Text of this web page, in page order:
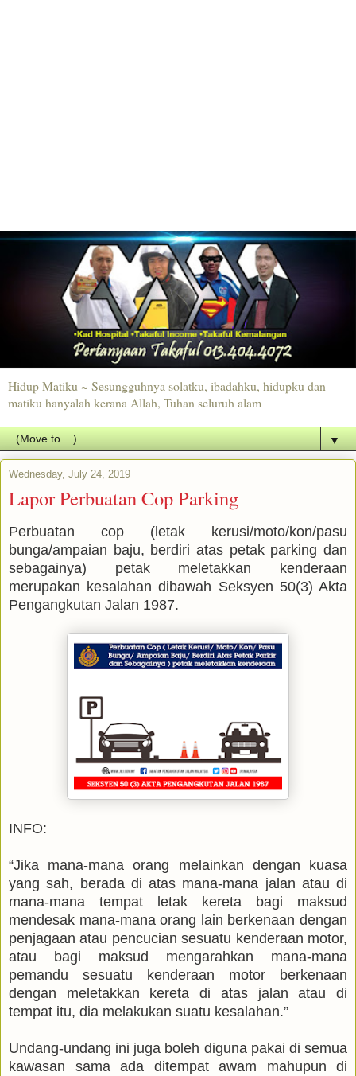
Hidup Matiku ~ Sesungguhnya solatku, ibadahku, hidupku dan
matiku hanyalah kerana Allah, Tuhan seluruh alam
▼
Wednesday, July 24, 2019
Lapor Perbuatan Cop Parking
Perbuatan cop (letak kerusi/moto/kon/pasu
bunga/ampaian baju, berdiri atas petak parking dan
sebagainya) petak meletakkan kenderaan
merupakan kesalahan dibawah Seksyen 50(3) Akta
Pengangkutan Jalan 1987.
INFO:
“Jika mana-mana orang melainkan dengan kuasa
yang sah, berada di atas mana-mana jalan atau di
mana-mana tempat letak kereta bagi maksud
mendesak mana-mana orang lain berkenaan dengan
penjagaan atau pencucian sesuatu kenderaan motor,
atau bagi maksud mengarahkan mana-mana
pemandu sesuatu kenderaan motor berkenaan
dengan meletakkan kereta di atas jalan atau di
tempat itu, dia melakukan suatu kesalahan.”
Undang-undang ini juga boleh diguna pakai di semua
kawasan sama ada ditempat awam mahupun di